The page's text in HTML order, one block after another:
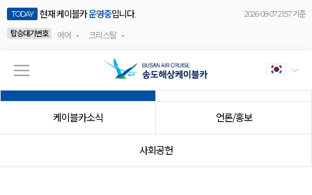
TODAY 현재 케이블카운영중입니다.
2026-08-07 21:57 기준
탑승대기번호
에어 - 크리스탈 -
케이블카소식 언론/홍보
사회공헌